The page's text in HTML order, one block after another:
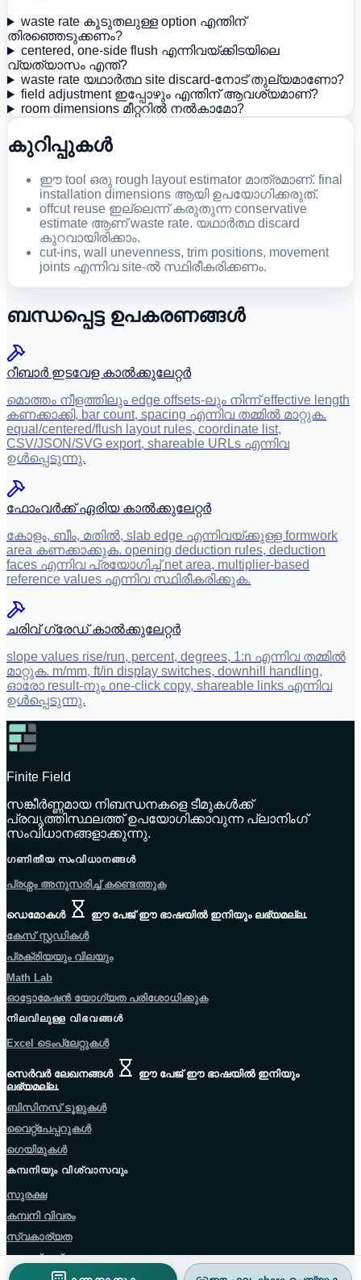
waste rate കൂടുതലുള്ള option എന്തിന്
തിരഞ്ഞെടുക്കണം?
centered, one-side flush എന്നിവയ്ക്കിടയിലെ
വ്യത്യാസം എന്ത്?
waste rate യഥാർത്ഥ site discard-നോട് തുല്യമാണോ?
field adjustment ഇപ്പോഴും എന്തിന് ആവശ്യമാണ്?
room dimensions മീറ്ററിൽ നൽകാമോ?
കുറിപ്പുകൾ
ഈ tool ഒരു rough layout estimator മാത്രമാണ്. final
installation dimensions ആയി ഉപയോഗിക്കരുത്.
offcut reuse ഇല്ലെന്ന് കരുതുന്ന conservative
estimate ആണ് waste rate. യഥാർത്ഥ discard
കുറവായിരിക്കാം.
cut-ins, wall unevenness, trim positions, movement
joints എന്നിവ site-ൽ സ്ഥിരീകരിക്കണം.
ബന്ധപ്പെട്ട ഉപകരണങ്ങൾ
റീബാർ ഇടവേള കാൽക്കുലേറ്റർ
മൊത്തം നീളത്തിലും edge offsets-ലും നിന്ന് effective length
കണക്കാക്കി, bar count, spacing എന്നിവ തമ്മിൽ മാറ്റുക.
equal/centered/flush layout rules, coordinate list,
CSV/JSON/SVG export, shareable URLs എന്നിവ
ഉൾപ്പെടുന്നു.
ഫോംവർക്ക് ഏരിയ കാൽക്കുലേറ്റർ
കോളം, ബീം, മതിൽ, slab edge എന്നിവയ്ക്കുള്ള formwork
area കണക്കാക്കുക. opening deduction rules, deduction
faces എന്നിവ പ്രയോഗിച്ച് net area, multiplier-based
reference values എന്നിവ സ്ഥിരീകരിക്കുക.
ചരിവ് ഗ്രേഡ് കാൽക്കുലേറ്റർ
slope values rise/run, percent, degrees, 1:n എന്നിവ തമ്മിൽ
മാറ്റുക. m/mm, ft/in display switches, downhill handling,
ഓരോ result-നും one-click copy, shareable links എന്നിവ
ഉൾപ്പെടുന്നു.
Finite Field
സങ്കീർണ്ണമായ നിബന്ധനകളെ ടീമുകൾക്ക്
പ്രവൃത്തിസ്ഥലത്ത് ഉപയോഗിക്കാവുന്ന പ്ലാനിംഗ്
സംവിധാനങ്ങളാക്കുന്നു.
ഗണിതീയ സംവിധാനങ്ങൾ
പ്രശ്നം അനുസരിച്ച് കണ്ടെത്തുക
ഡെമോകൾ
ഈ പേജ് ഈ ഭാഷയിൽ ഇനിയും ലഭ്യമല്ല.
കേസ് സ്റ്റഡികൾ
പ്രക്രിയയും വിലയും
Math Lab
ഓട്ടോമേഷൻ യോഗ്യത പരിശോധിക്കുക
നിലവിലുള്ള വിഭവങ്ങൾ
Excel ടെംപ്ലേറ്റുകൾ
സെർവർ ലേഖനങ്ങൾ
ഈ പേജ് ഈ ഭാഷയിൽ ഇനിയും
ലഭ്യമല്ല.
ബിസിനസ് ടൂളുകൾ
വൈറ്റ്പേപ്പറുകൾ
ഗെയിമുകൾ
കമ്പനിയും വിശ്വാസവും
സുരക്ഷ
കമ്പനി വിവരം
സ്വകാര്യത
സൈറ്റ്മാപ്പ്